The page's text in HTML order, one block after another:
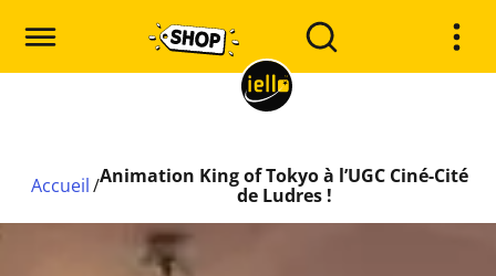
Accueil/Animation King of Tokyo à l’UGC Ciné-Cité
de Ludres !